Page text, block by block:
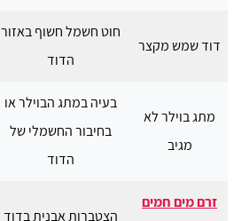
דוד שמש מקצר
חוט חשמל חשוף באזור
הדוד
מתג בוילר לא
מגיב
בעיה במתג הבוילר או
בחיבור החשמלי של
הדוד
זרם מים חמים
הצטברות אבנית בדוד